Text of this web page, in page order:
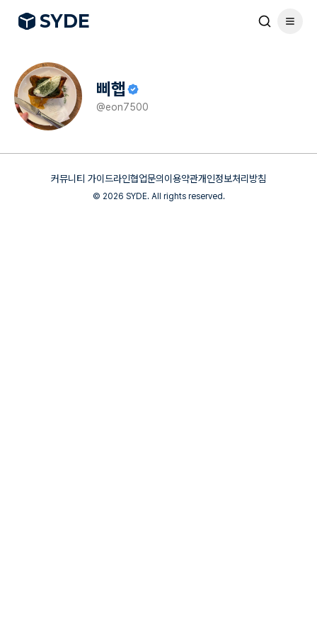
SYDE
삐햅
@eon7500
커뮤니티 가이드라인협업문의 이용약관개인정보처리방침
© 2026 SYDE. All rights reserved.